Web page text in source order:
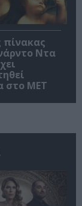
πίνακας
Ντα
στο MET